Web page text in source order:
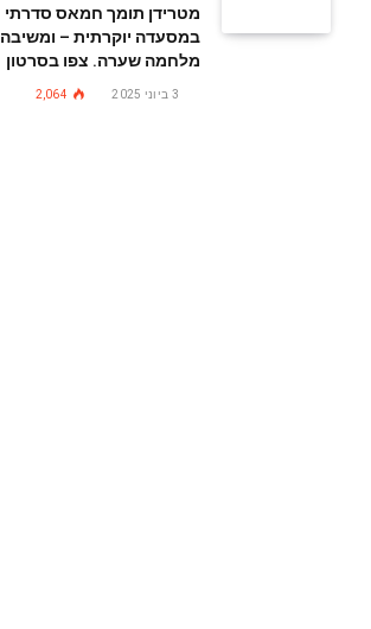
מטרידן תומך חמאס סדרתי
במסעדה יוקרתית – ומשיבה
מלחמה שערה. צפו בסרטון
3 ביוני 2025 2,064